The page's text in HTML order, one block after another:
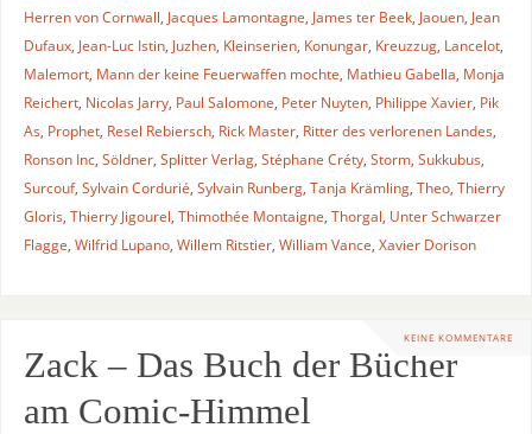
Herren von Cornwall, Jacques Lamontagne, James ter Beek, Jaouen, Jean
Dufaux, Jean-Luc Istin, Juzhen, Kleinserien, Konungar, Kreuzzug, Lancelot,
Malemort, Mann der keine Feuerwaffen mochte, Mathieu Gabella, Monja
Reichert, Nicolas Jarry, Paul Salomone, Peter Nuyten, Philippe Xavier, Pik
As, Prophet, Resel Rebiersch, Rick Master, Ritter des verlorenen Landes,
Ronson Inc, Söldner, Splitter Verlag, Stéphane Créty, Storm, Sukkubus,
Surcouf, Sylvain Cordurié, Sylvain Runberg, Tanja Krämling, Theo, Thierry
Gloris, Thierry Jigourel, Thimothée Montaigne, Thorgal, Unter Schwarzer
Flagge, Wilfrid Lupano, Willem Ritstier, William Vance, Xavier Dorison
KEINE KOMMENTARE
Zack – Das Buch der Bücher
am Comic-Himmel